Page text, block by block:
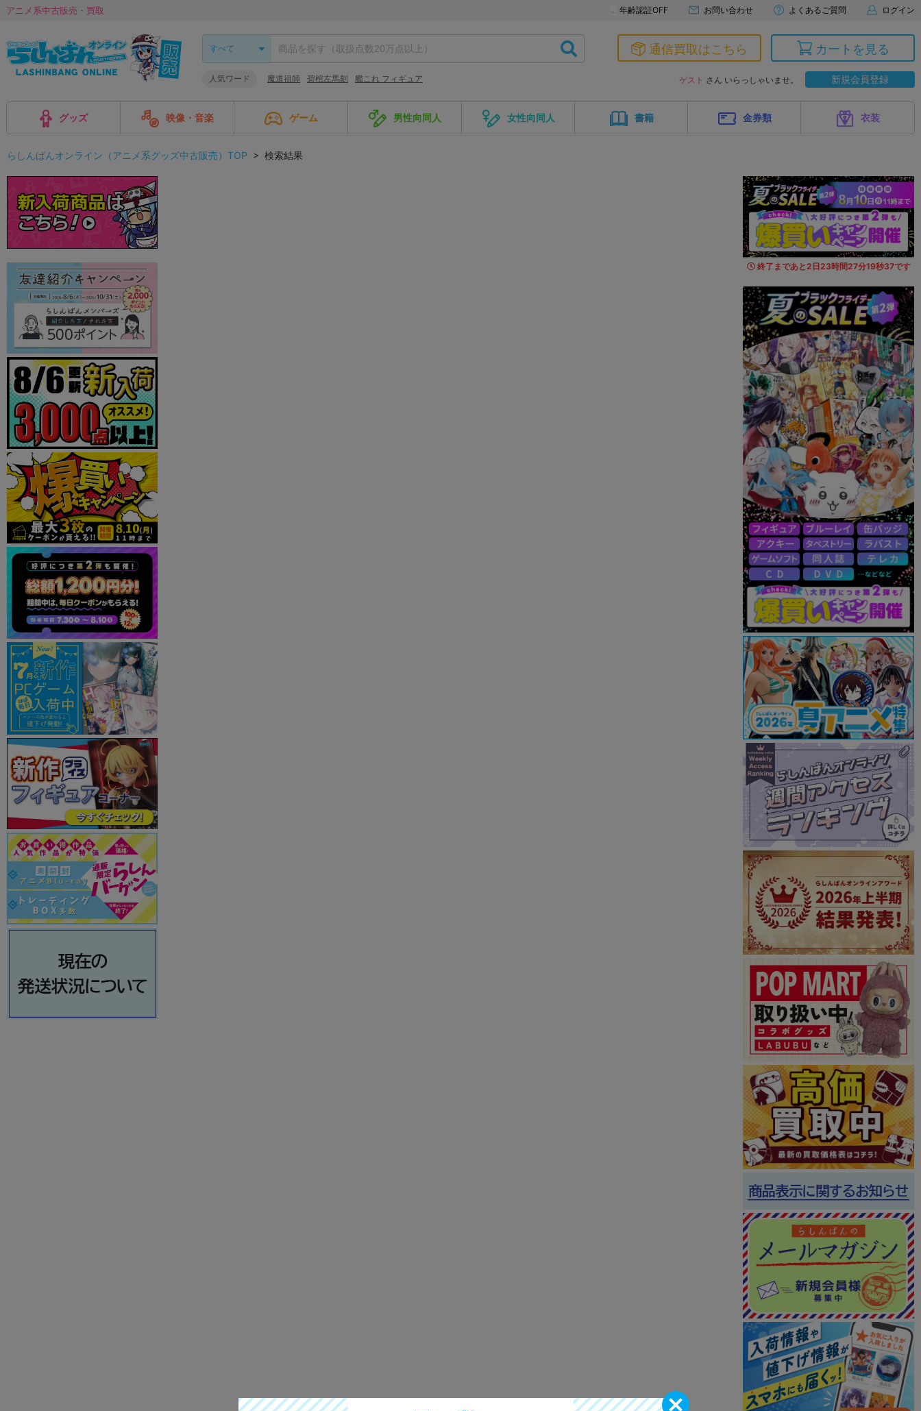
アニメ系中古販売・買取 年齢認証OFF お問い合わせ よくあるご質問 ログイン
人気ワード 魔道祖師 碧棺左馬刻 艦これ フィギュア
通信買取はこちら カートを見る
ゲスト さん いらっしゃいませ。 新規会員登録
グッズ 映像・音楽 ゲーム 男性向同人 女性向同人 書籍 金券類 衣装
らしんばんオンライン（アニメ系グッズ中古販売）TOP > 検索結果
終了まであと2 日23時間27分18秒15です